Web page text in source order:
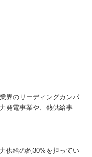
界のリーディングカンパ
発電事業や、熱供給事
供給の約30%を担ってい